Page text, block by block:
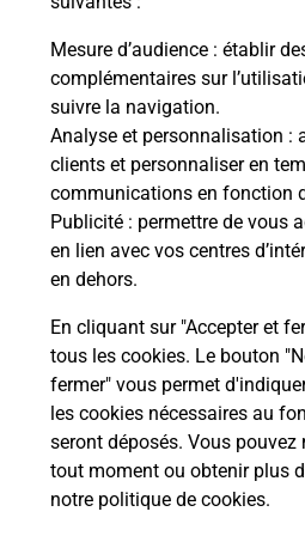
Mesure d’audience : établir
complémentaires sur
suivre la navigation.
Analyse et personnalisation :
clients et personnaliser en
communications en fonction
Publicité : permettre de vous
en lien avec vos centres
en dehors.
En cliquant sur "Accepter et
tous les cookies. Le bouton
fermer" vous permet
les cookies nécessaires au
seront déposés. Vous
tout moment ou obtenir plus
notre politique de cookies.
code de la route ?
Comment avoir les
de la route ?
Combien de fautes
route ?
En Savoir Plus sur